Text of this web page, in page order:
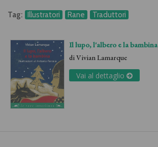
Tag: Illustratori Rane Traduttori
Il lupo, l'albero e la bambina
diVivian Lamarque
Vai al dettaglio